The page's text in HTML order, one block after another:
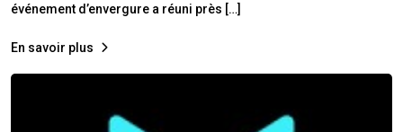
événement d’envergure a réuni près […]
En savoir plus